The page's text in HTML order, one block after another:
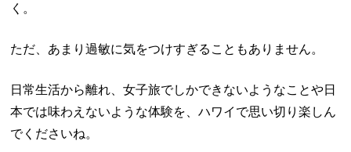
く。
ただ、あまり過敏に気をつけすぎることもありません。
日常生活から離れ、女子旅でしかできないようなことや日
本では味わえないような体験を、ハワイで思い切り楽しん
でくださいね。